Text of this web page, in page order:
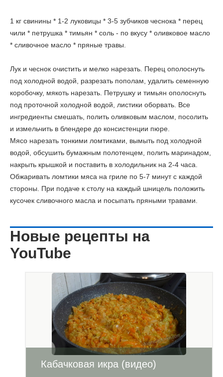
1 кг свинины * 1-2 луковицы * 3-5 зубчиков чеснока * перец
чили * петрушка * тимьян * соль - по вкусу * оливковое масло
* сливочное масло * пряные травы.
Лук и чеснок очистить и мелко нарезать. Перец ополоснуть
под холодной водой, разрезать пополам, удалить семенную
коробочку, мякоть нарезать. Петрушку и тимьян ополоснуть
под проточной холодной водой, листики оборвать. Все
ингредиенты смешать, полить оливковым маслом, посолить
и измельчить в блендере до консистенции пюре.
Мясо нарезать тонкими ломтиками, вымыть под холодной
водой, обсушить бумажным полотенцем, полить маринадом,
накрыть крышкой и поставить в холодильник на 2-4 часа.
Обжаривать ломтики мяса на гриле по 5-7 минут с каждой
стороны. При подаче к столу на каждый шницель положить
кусочек сливочного масла и посыпать пряными травами.
Новые рецепты на
YouTube
Кабачковая икра (видео)